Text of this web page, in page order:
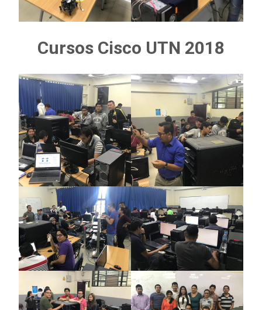
Cursos Cisco UTN 2018